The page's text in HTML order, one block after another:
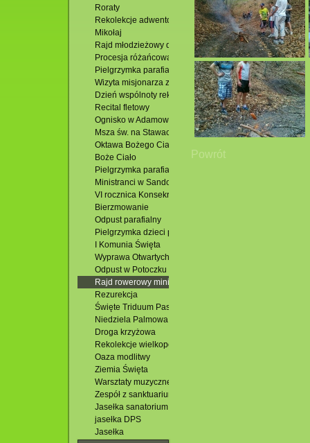
Roraty
Rekolekcje adwentowe
Mikołaj
Rajd młodzieżowy do Zwierzyńca
Procesja różańcowa w Jacni
Pielgrzymka parafialna
Wizyta misjonarza z Sudanu
Dzień wspólnoty rekolekcji oazowych
Recital fletowy
Ognisko w Adamowie
Msza św. na Stawach
Oktawa Bożego Ciała
Boże Ciało
Pielgrzymka parafialna
Ministranci w Sandomierzu
VI rocznica Konsekracji kościoła
Bierzmowanie
Odpust parafialny
Pielgrzymka dzieci pierwszokomunijnych
I Komunia Święta
Wyprawa Otwartych Oczu
Odpust w Potoczku
Rajd rowerowy ministrantów
Rezurekcja
Święte Triduum Paschalne
Niedziela Palmowa
Droga krzyżowa
Rekolekcje wielkopostne
Oaza modlitwy
Ziemia Święta
Warsztaty muzyczne w Jacni
Zespół z sanktuarium
Jasełka sanatorium
jasełka DPS
Jasełka
Powrót